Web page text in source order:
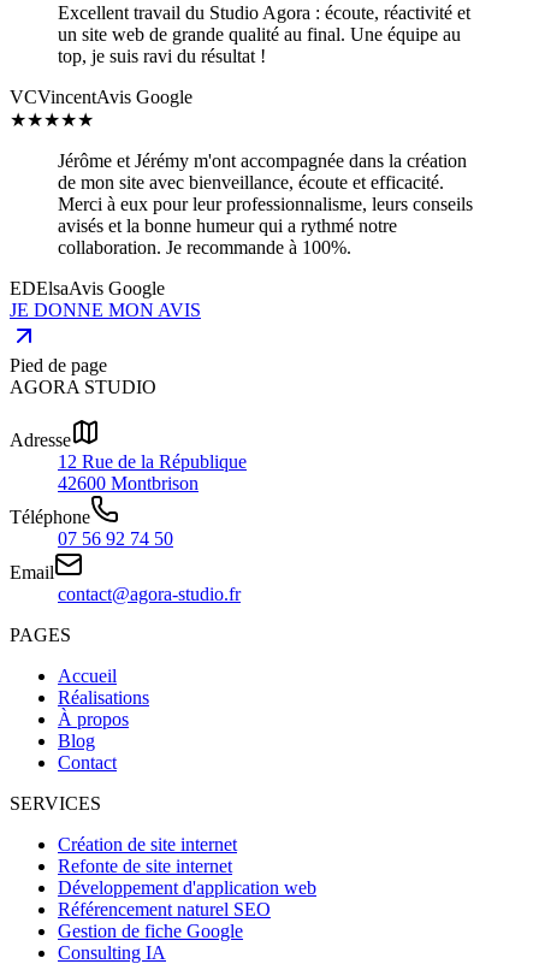
Excellent travail du Studio Agora : écoute, réactivité et
un site web de grande qualité au final. Une équipe au
top, je suis ravi du résultat !
VCVincentAvis Google
★★★★★
Jérôme et Jérémy m'ont accompagnée dans la création
de mon site avec bienveillance, écoute et efficacité.
Merci à eux pour leur professionnalisme, leurs conseils
avisés et la bonne humeur qui a rythmé notre
collaboration. Je recommande à 100%.
EDElsaAvis Google
JE DONNE MON AVIS
Pied de page
AGORA STUDIO
Adresse
12 Rue de la République
42600 Montbrison
Téléphone
07 56 92 74 50
Email
contact@agora-studio.fr
PAGES
Accueil
Réalisations
À propos
Blog
Contact
SERVICES
Création de site internet
Refonte de site internet
Développement d'application web
Référencement naturel SEO
Gestion de fiche Google
Consulting IA